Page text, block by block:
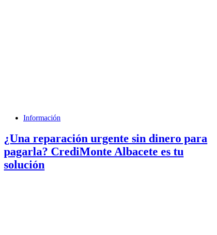
Información
¿Una reparación urgente sin dinero para
pagarla? CrediMonte Albacete es tu
solución